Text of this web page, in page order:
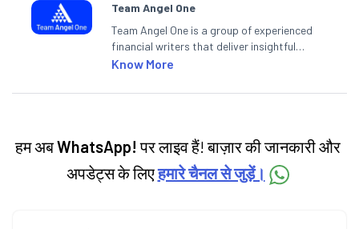
Team Angel One
Team Angel One is a group of experienced
financial writers that deliver insightful
articles on the stock market, IPO, economy,
categories.
Know More
हम अबWhatsApp! पर लाइव हैं! बाज़ार की जानकारी और
अपडेट्स के लिएहमारे चैनल से जुड़ें।